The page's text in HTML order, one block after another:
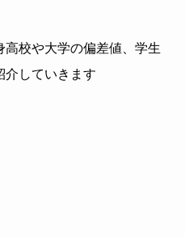
高校や大学の偏差値、学生
介していきます